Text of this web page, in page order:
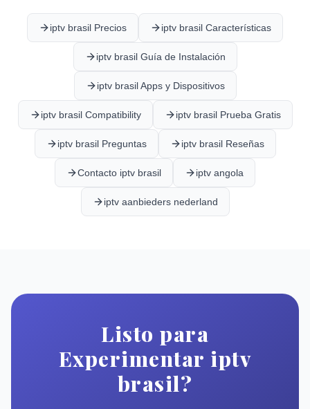
iptv brasil Precios iptv brasil Características
iptv brasil Guía de Instalación
iptv brasil Apps y Dispositivos
iptv brasil Compatibility iptv brasil Prueba Gratis
iptv brasil Preguntas iptv brasil Reseñas
Contacto iptv brasil iptv angola
iptv aanbieders nederland
Listo para
Experimentar iptv
brasil?